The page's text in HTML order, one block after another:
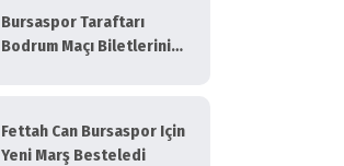
Bursaspor Taraftarı
Bodrum Maçı Biletlerini
Fettah Can Bursaspor Için
Yeni Marş Besteledi